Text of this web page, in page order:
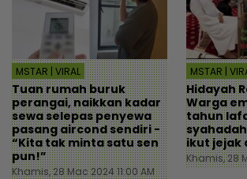
MSTAR | VIRAL
Tuan rumah buruk
perangai, naikkan kadar
sewa selepas penyewa
pasang aircond sendiri -
“Kita tak minta satu sen
pun!”
Khamis, 28 Mac 2024 11:00 AM
MSTAR |
Hidayah
Warga
tahun
ikut jejak
Khamis, 28